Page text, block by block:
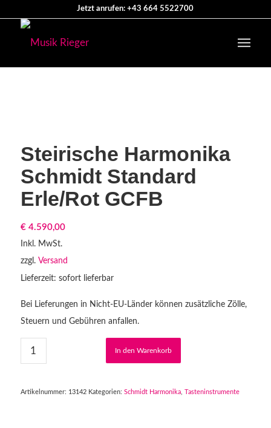
Jetzt anrufen: +43 664 5522700
Steirische Harmonika
Schmidt Standard
Erle/Rot GCFB
€4.590,00
Inkl. MwSt.
zzgl. Versand
Lieferzeit: sofort lieferbar
Bei Lieferungen in Nicht-EU-Länder können zusätzliche Zölle,
Steuern und Gebühren anfallen.
In den Warenkorb
Artikelnummer: 13142 Kategorien: Schmidt Harmonika, Tasteninstrumente